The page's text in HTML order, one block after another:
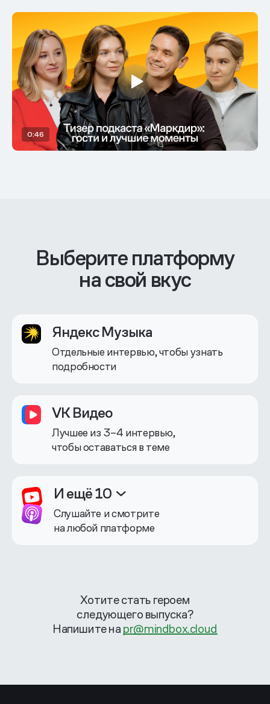
Выберите платформу
на свой вкус
Яндекс Музыка
Отдельные интервью, чтобы узнать
подробности
VK Видео
Лучшее из 3–4 интервью,
чтобы оставаться в теме
И ещё 10
Слушайте и смотрите
на любой платформе
Хотите стать героем
следующего выпуска?
Напишите на pr@mindbox.cloud